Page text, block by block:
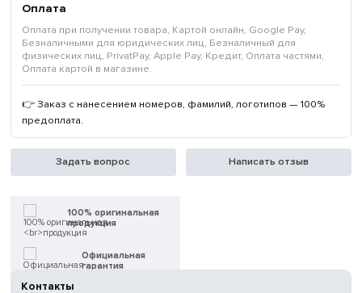
Оплата
Оплата при получении товара, Картой онлайн, Google Pay,
Безналичными для юридических лиц, Безналичный для
физических лиц, PrivatPay, Apple Pay, Кредит, Оплата частями,
Оплата картой в магазине.
👉 Заказ с нанесением номеров, фамилий, логотипов — 100%
предоплата.
Задать вопрос Написать отзыв
100% оригинальная
продукция
Официальная
гарантия
Контакты